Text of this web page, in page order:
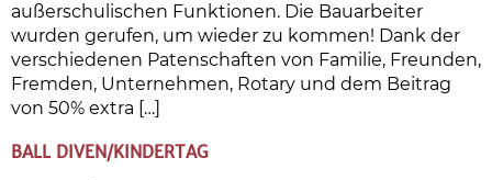
außerschulischen Funktionen. Die Bauarbeiter
wurden gerufen, um wieder zu kommen! Dank der
verschiedenen Patenschaften von Familie, Freunden,
Fremden, Unternehmen, Rotary und dem Beitrag
von 50% extra […]
BALL DIVEN/KINDERTAG